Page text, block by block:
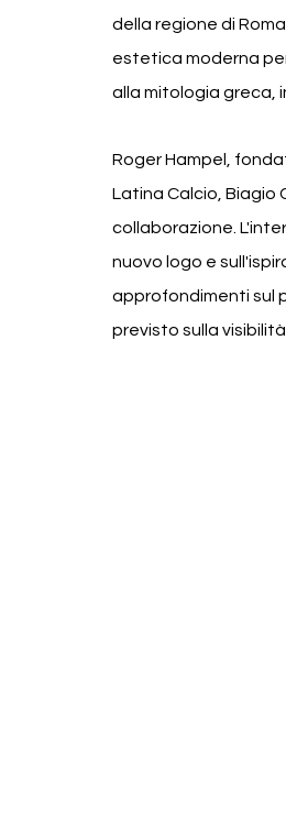
della regione di
estetica moderna
alla mitologia greca,
Roger Hampel,
Latina Calcio,
collaborazione.
nuovo logo e
approfondimenti sul
previsto sulla